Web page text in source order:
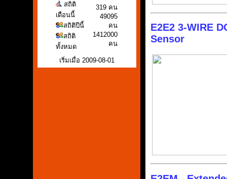
สถิติ
เดือนนี้
สถิติปีนี้
สถิติ
ทั้งหมด
319 คน
49095
คน
1412000
คน
เริ่มเมื่อ 2009-08-01
E2E2 3-WIRE
Sensor